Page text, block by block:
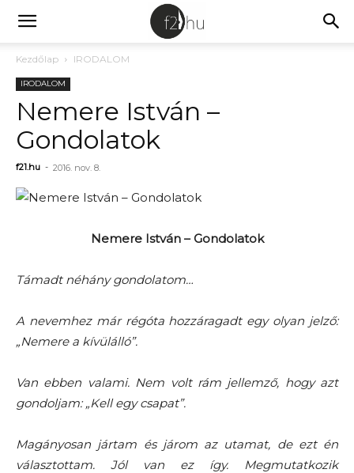
Kezdőlap IRODALOM
IRODALOM
Nemere István –
Gondolatok
f21.hu - 2016. nov. 8.
Nemere István – Gondolatok
Támadt néhány gondolatom…
A nevemhez már régóta hozzáragadt egy olyan jelző:
„Nemere a kívülálló”.
Van ebben valami. Nem volt rám jellemző, hogy azt
gondoljam: „Kell egy csapat”.
Magányosan jártam és járom az utamat, de ezt én
választottam. Jól van ez így. Megmutatkozik